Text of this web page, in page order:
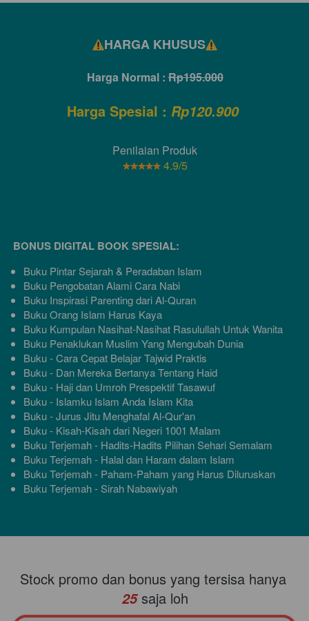
HARGA KHUSUS
Harga Normal : Rp195.000
Harga Spesial : Rp120.900
Penilaian Produk
4.9/5
BONUS DIGITAL BOOK SPESIAL:
Buku Pintar Sejarah & Peradaban Islam
Buku Pengobatan Alami Cara Nabi
Buku Inspirasi Parenting dari Al-Quran
Buku Orang Islam Harus Kaya
Buku Kumpulan Nasihat-Nasihat Rasulullah Untuk Wanita
Buku Penaklukan Muslim Yang Mengubah Dunia
Buku - Cara Cepat Belajar Tajwid Praktis
Buku - Dan Mereka Bertanya Tentang Haid
Buku - Haji dan Umroh Prespektif Tasawuf
Buku - Islamku Islam Anda Islam Kita
Buku - Jurus Jitu Menghafal Al-Qur'an
Buku - Kisah-Kisah dari Negeri 1001 Malam
Buku Terjemah - Hadits-Hadits Pilihan Sehari Semalam
Buku Terjemah - Halal dan Haram dalam Islam
Buku Terjemah - Paham-Paham yang Harus Diluruskan
Buku Terjemah - Sirah Nabawiyah
Stock promo dan bonus yang tersisa hanya
25 saja loh